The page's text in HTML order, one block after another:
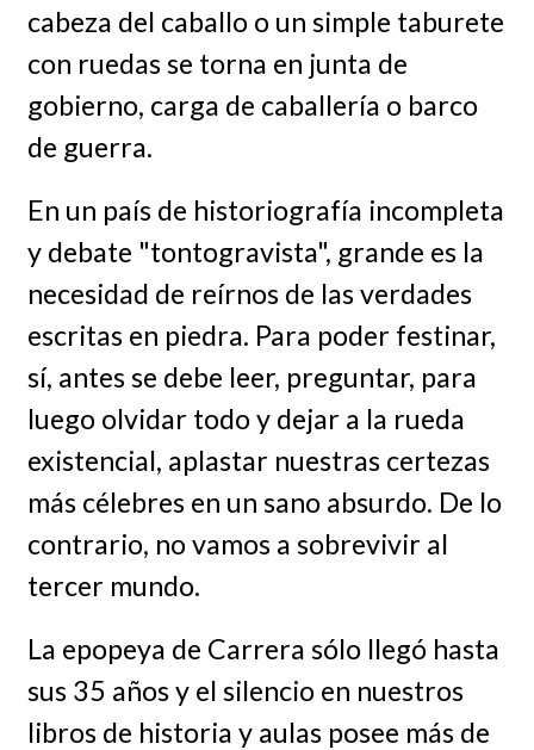
cabeza del caballo o un simple taburete
con ruedas se torna en junta de
gobierno, carga de caballería o barco
de guerra.
En un país de historiografía incompleta
y debate "tontogravista", grande es la
necesidad de reírnos de las verdades
escritas en piedra. Para poder festinar,
sí, antes se debe leer, preguntar, para
luego olvidar todo y dejar a la rueda
existencial, aplastar nuestras certezas
más célebres en un sano absurdo. De lo
contrario, no vamos a sobrevivir al
tercer mundo.
La epopeya de Carrera sólo llegó hasta
sus 35 años y el silencio en nuestros
libros de historia y aulas posee más de